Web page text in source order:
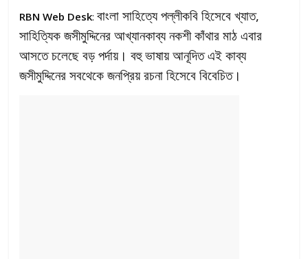
RBN Web Desk:বাংলা সাহিত্যে পল্লীকবি হিসেবে খ্যাত,
সাহিত্যিক জসীমুদ্দিনের আখ্যানকাব্য নকশী কাঁথার মাঠ এবার
আসতে চলেছে বড় পর্দায়। বহু ভাষায় আনূদিত এই কাব্য
জসীমুদ্দিনের সবথেকে জনপ্রিয় রচনা হিসেবে বিবেচিত।